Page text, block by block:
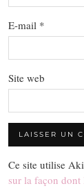
E-mail *
Site web
Ce site utilise
sur la façon dont